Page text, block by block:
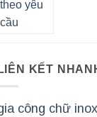
LIÊN KẾT
công chữ inox